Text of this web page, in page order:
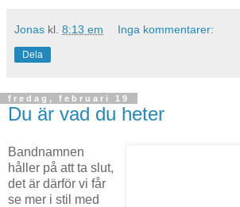
Jonas kl. 8:13 em Inga kommentarer:
Dela
fredag, februari 19
Du är vad du heter
Bandnamnen
håller på att ta slut,
det är därför vi får
se mer i stil med